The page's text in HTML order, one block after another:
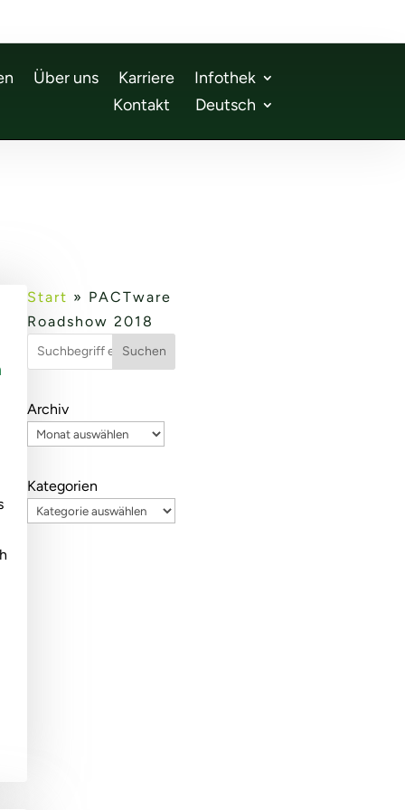
Über uns Karriere
Infothek
Kontakt
Deutsch
Start » PACTware
Roadshow 2018
Suchen
Archiv
Kategorien